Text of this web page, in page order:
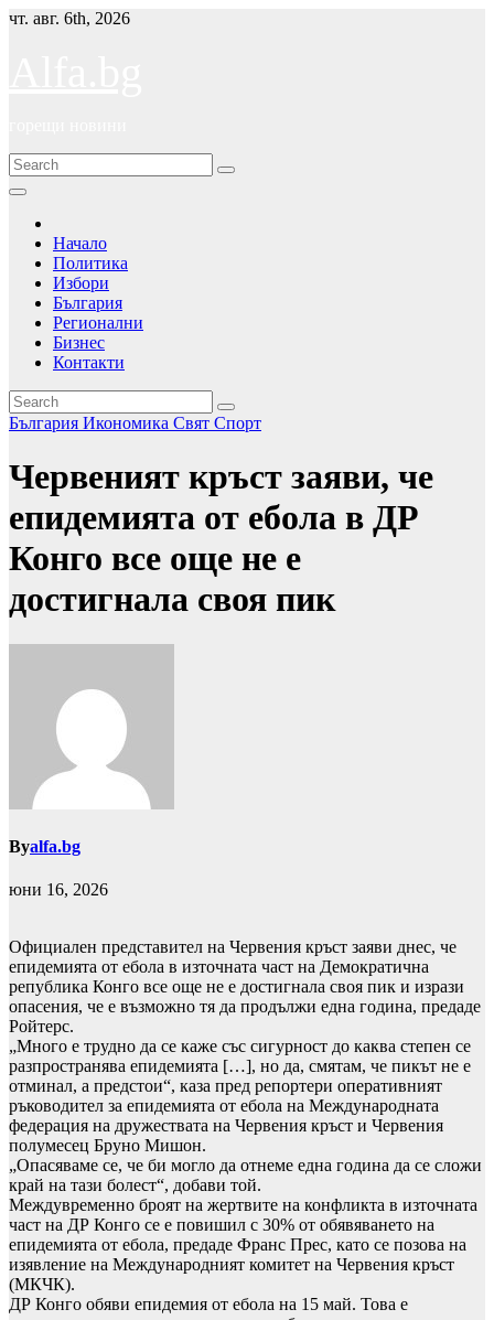
Skip
чт. авг. 6th, 2026
Начало
Политика
Избори
България
Регионални
Бизнес
Контакти
България Икономика Свят Спорт
Червеният кръст заяви, че
епидемията от ебола в ДР
Конго все още не е
достигнала своя пик
Byalfa.bg
юни 16, 2026
Официален представител на Червения кръст заяви днес, че
епидемията от ебола в източната част на Демократична
република Конго все още не е достигнала своя пик и изрази
опасения, че е възможно тя да продължи една година, предаде
Ройтерс.
„Много е трудно да се каже със сигурност до каква степен се
разпространява епидемията […], но да, смятам, че пикът не е
отминал, а предстои“, каза пред репортери оперативният
ръководител за епидемията от ебола на Международната
федерация на дружествата на Червения кръст и Червения
полумесец Бруно Мишон.
„Опасяваме се, че би могло да отнеме една година да се сложи
край на тази болест“, добави той.
Междувременно броят на жертвите на конфликта в източната
част на ДР Конго се е повишил с 30% от обявяването на
епидемията от ебола, предаде Франс Прес, като се позова на
изявление на Международният комитет на Червения кръст
(МКЧК).
ДР Конго обяви епидемия от ебола на 15 май. Това е